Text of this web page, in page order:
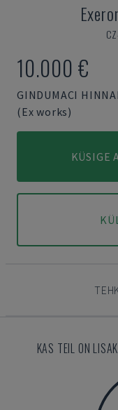
10.000 €
GINDUMACI
(Ex works)
KÜSIGE
KAS TEIL ON